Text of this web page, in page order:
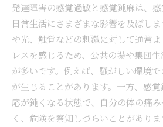
感覚鈍麻の特徴とその対応法－
的アドバイス
発達障害の感覚過敏と感覚鈍麻は、
日常生活にさまざまな影響を及ぼし
や光、触覚などの刺激に対して通常
レスを感じるため、公共の場や集団
が多いです。例えば、騒がしい環境
が生じることがあります。一方、感
応が鈍くなる状態で、自分の体の痛
く、危険を察知しづらいことがあり